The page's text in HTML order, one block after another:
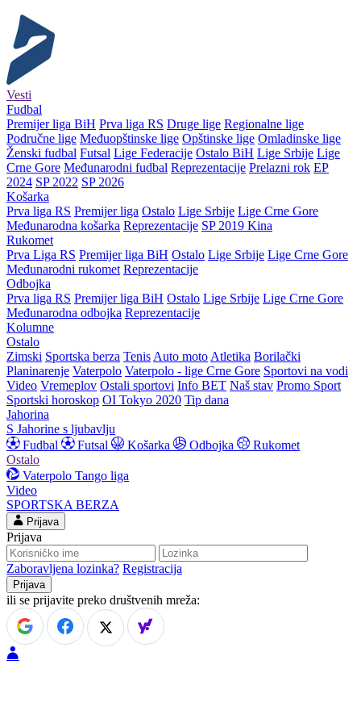
Vesti
Fudbal
Premijer liga BiH Prva liga RS Druge lige Regionalne lige
Područne lige Međuopštinske lige Opštinske lige Omladinske lige
Ženski fudbal Futsal Lige Federacije Ostalo BiH Lige Srbije Lige
Crne Gore Međunarodni fudbal Reprezentacije Prelazni rok EP
2024 SP 2022 SP 2026
Košarka
Prva liga RS Premijer liga Ostalo Lige Srbije Lige Crne Gore
Međunarodna košarka Reprezentacije SP 2019 Kina
Rukomet
Prva Liga RS Premijer liga BiH Ostalo Lige Srbije Lige Crne Gore
Međunarodni rukomet Reprezentacije
Odbojka
Prva liga RS Premijer liga BiH Ostalo Lige Srbije Lige Crne Gore
Međunarodna odbojka Reprezentacije
Kolumne
Ostalo
Zimski Sportska berza Tenis Auto moto Atletika Borilački
Planinarenje Vaterpolo Vaterpolo - lige Crne Gore Sportovi na vodi
Video Vremeplov Ostali sportovi Info BET Naš stav Promo Sport
Sportski horoskop OI Tokyo 2020 Tip dana
Jahorina
S Jahorine s ljubavlju
Fudbal
Futsal Košarka Odbojka
Rukomet
Ostalo
Vaterpolo Tango liga
Video
SPORTSKA BERZA
Prijava
Prijava
Zaboravljena lozinka? Registracija
ili se prijavite preko društvenih mreža: